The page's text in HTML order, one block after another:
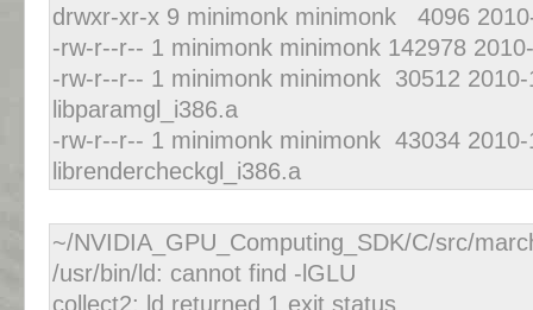
drwxr-xr-x 9 minimonk minimonk 4096
-rw-r--r-- 1 minimonk minimonk 142978
-rw-r--r-- 1 minimonk minimonk 30512
libparamgl_i386.a
-rw-r--r-- 1 minimonk minimonk 43034
librendercheckgl_i386.a
~/NVIDIA_GPU_Computing_SDK/C/src/
/usr/bin/ld: cannot find -lGLU
collect2: ld returned 1 exit status